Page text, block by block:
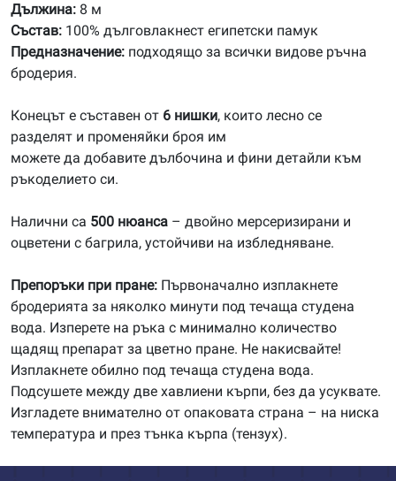
Дължина: 8 м
Състав: 100% дълговлакнест египетски памук
Предназначение: подходящо за всички видове ръчна
бродерия.
Конецът е съставен от 6 нишки, които лесно се
разделят и променяйки броя им
можете да добавите дълбочина и фини детайли към
ръкоделието си.
Налични са 500 нюанса – двойно мерсеризирани и
оцветени с багрила, устойчиви на избледняване.
Препоръки при пране: Първоначално изплакнете
бродерията за няколко минути под течаща студена
вода. Изперете на ръка с минимално количество
щадящ препарат за цветно пране. Не накисвайте!
Изплакнете обилно под течаща студена вода.
Подсушете между две хавлиени кърпи, без да усуквате.
Изгладете внимателно от опаковата страна – на ниска
температура и през тънка кърпа (тензух).